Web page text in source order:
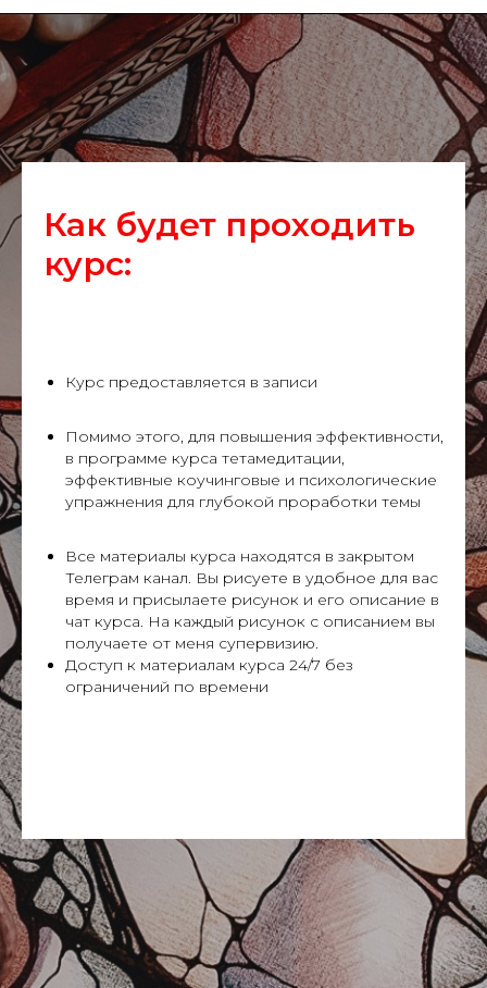
Как будет проходить
курс:
Курс предоставляется в записи
Помимо этого, для повышения эффективности,
в программе курса тетамедитации,
эффективные коучинговые и психологические
упражнения для глубокой проработки темы
Все материалы курса находятся в закрытом
Телеграм канал. Вы рисуете в удобное для вас
время и присылаете рисунок и его описание в
чат курса. На каждый рисунок с описанием вы
получаете от меня супервизию.
Доступ к материалам курса 24/7 без
ограничений по времени